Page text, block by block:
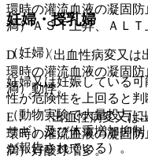
妊婦・授乳婦
（妊婦）
妊婦又は妊娠している
性が危険性を上回ると
（動物実験で大量投与
サギ）及び体重増加抑
が報告されている）。
環時の灌流血液の凝固
満）ＡＳＴ上昇、ＡＬＴ
D． 〈出血性病変又は
環時の灌流血液の凝固
満）動悸。
E． 〈出血性病変又は
環時の灌流血液の凝固
満）好酸球増多。